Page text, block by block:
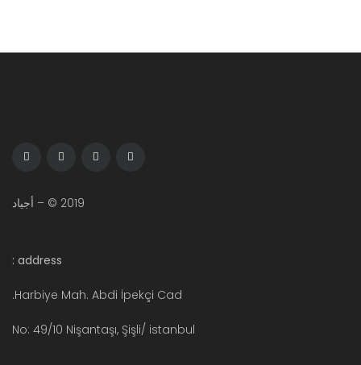
2019 © – أجياد
address :
Harbiye Mah. Abdi İpekçi Cad.
No: 49/10 Nişantaşı, Şişli/ istanbul